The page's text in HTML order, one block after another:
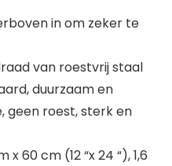
in om zeker te
van roestvrij staal
duurzaam en
geen roest, sterk en
60 cm (12 “x 24 “), 1,6